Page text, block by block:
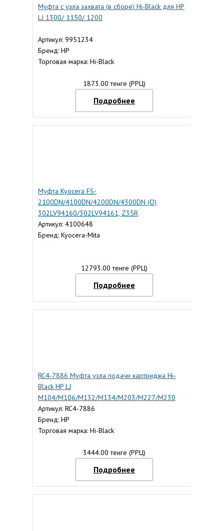
Муфта с узла захвата (в сборе) Hi-Black для НР
LJ 1300/ 1150/ 1200
Артикул: 9951234
Бренд: HP
Торговая марка: Hi-Black
1873.00 тенге (РРЦ)
Подробнее
Муфта Kyocera FS-
2100DN/4100DN/4200DN/4300DN (O)
302LV94160/302LV94161, Z35R
Артикул: 4100648
Бренд: Kyocera-Mita
12793.00 тенге (РРЦ)
Подробнее
RC4-7886 Муфта узла подачи картриджа Hi-
Black HP LJ
M104/M106/M132/M134/M203/M227/M230
Артикул: RC4-7886
Бренд: HP
Торговая марка: Hi-Black
3444.00 тенге (РРЦ)
Подробнее